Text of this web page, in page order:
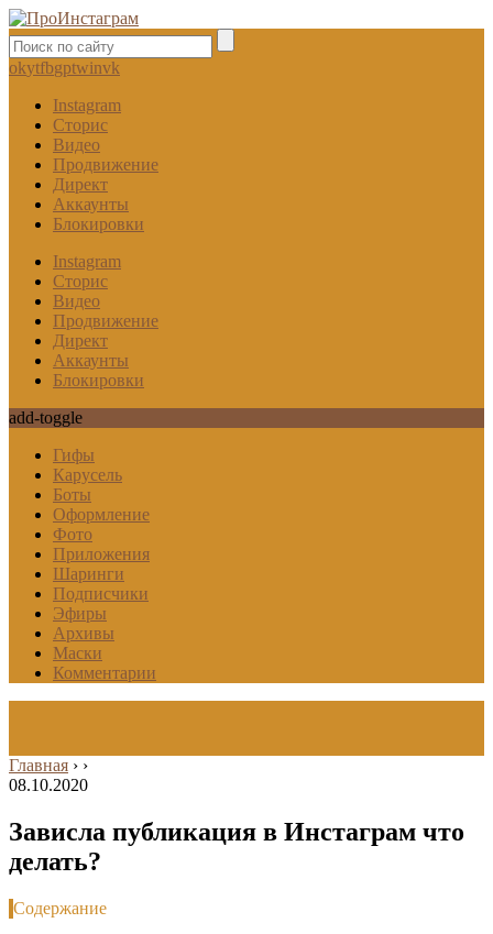
okytfbgptwinvk
Instagram
Сторис
Видео
Продвижение
Директ
Аккаунты
Блокировки
Instagram
Сторис
Видео
Продвижение
Директ
Аккаунты
Блокировки
add-toggle
Гифы
Карусель
Боты
Оформление
Фото
Приложения
Шаринги
Подписчики
Эфиры
Архивы
Маски
Комментарии
Главная › ›
08.10.2020
Зависла публикация в Инстаграм что
делать?
Содержание